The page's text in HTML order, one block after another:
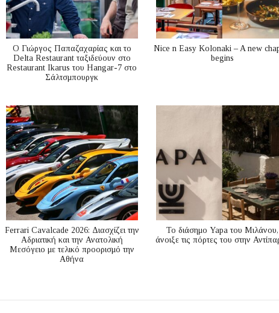
Ο Γιώργος Παπαζαχαρίας και το
Delta Restaurant ταξιδεύουν στο
Restaurant Ikarus του Hangar-7 στο
Σάλτσμπουργκ
Nice n Easy Kolonaki – A new
begins
Ferrari Cavalcade 2026: Διασχίζει την
Αδριατική και την Ανατολική
Μεσόγειo με τελικό προορισμό την
Αθήνα
Το διάσημο Yapa του Μιλάνου,
άνοιξε τις πόρτες του στην